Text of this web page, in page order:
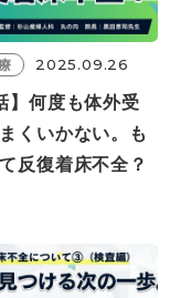
2025.09.26
】何度も体外受
くいかない。も
反復着床不全？